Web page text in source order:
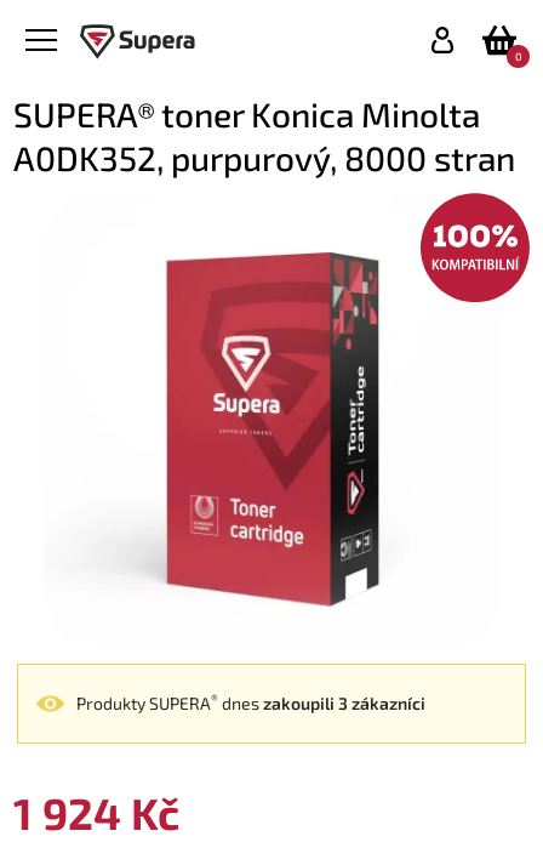
0
SUPERA® toner Konica Minolta
A0DK352, purpurový, 8000 stran
Produkty SUPERA® dneszakoupili 3 zákazníci
1 924 Kč